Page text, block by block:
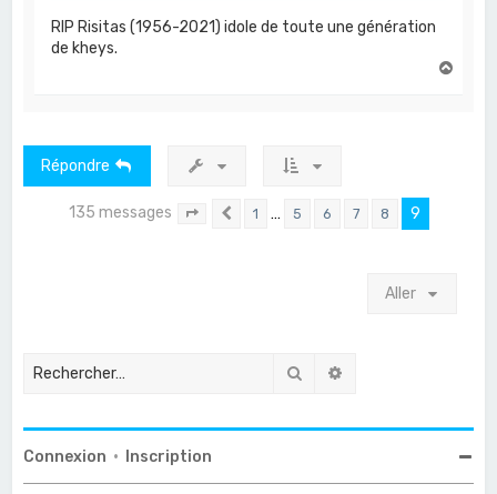
RIP Risitas (1956-2021) idole de toute une génération
de kheys.
Répondre
135 messages Page sur9
Précédent
1 … 5 6 7 8 9
Aller
Rechercher
Connexion • Inscription